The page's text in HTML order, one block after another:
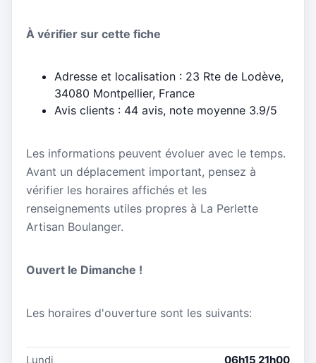
À vérifier sur cette fiche
Adresse et localisation : 23 Rte de Lodève,
34080 Montpellier, France
Avis clients : 44 avis, note moyenne 3.9/5
Les informations peuvent évoluer avec le temps.
Avant un déplacement important, pensez à
vérifier les horaires affichés et les
renseignements utiles propres à La Perlette
Artisan Boulanger.
Ouvert le Dimanche !
Les horaires d'ouverture sont les suivants:
Lundi
06h15 21h00